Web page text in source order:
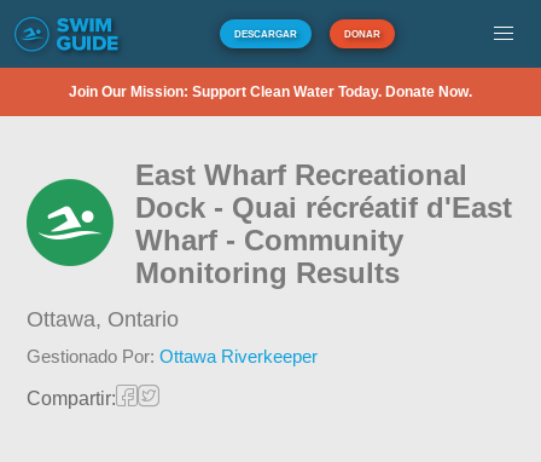
DESCARGAR DONAR
Join Our Mission: Support Clean Water Today. Donate Now.
East Wharf Recreational
Dock - Quai récréatif d'East
Wharf - Community
Monitoring Results
Ottawa, Ontario
Gestionado Por:Ottawa Riverkeeper
Compartir: